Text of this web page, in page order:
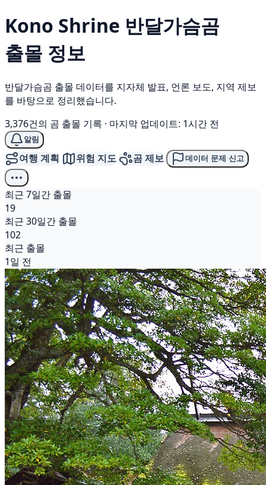
Kono Shrine 반달가슴곰
출몰 정보
반달가슴곰 출몰 데이터를 지자체 발표, 언론 보도, 지역 제보
를 바탕으로 정리했습니다.
3,376건의 곰 출몰 기록 · 마지막 업데이트: 1시간 전
알림
여행 계획 위험 지도 곰 제보 데이터 문제 신고
최근 7일간 출몰
19
최근 30일간 출몰
102
최근 출몰
1일 전